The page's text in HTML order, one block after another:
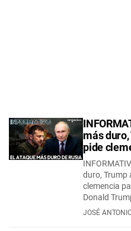
más
pide
duro, Trump
clemencia
Donald
JOSÉ